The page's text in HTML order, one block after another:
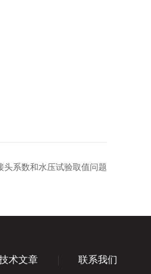
头系数和水压试验取值问题
术文章 联系我们